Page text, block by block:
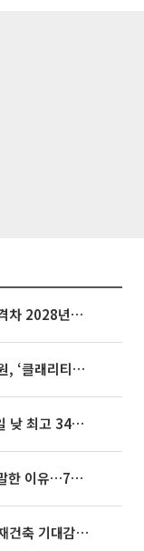
종부세 개편에도…1·3주택 종부세 격차 2028년부터 확대
미국, 가상자산 포괄 규제 속도…상원, ‘클래리티법’ 9월 절차투표 추진
[내일 날씨] 전국 무더위 계속…10일 낮 최고 34도 육박
추미애가 페이스북서 네 번 재정을 말한 이유…7700억 추경 열쇠는 도의회에
분당·평촌 오를 때 일산만 내렸다…재건축 기대감도 ‘무색’